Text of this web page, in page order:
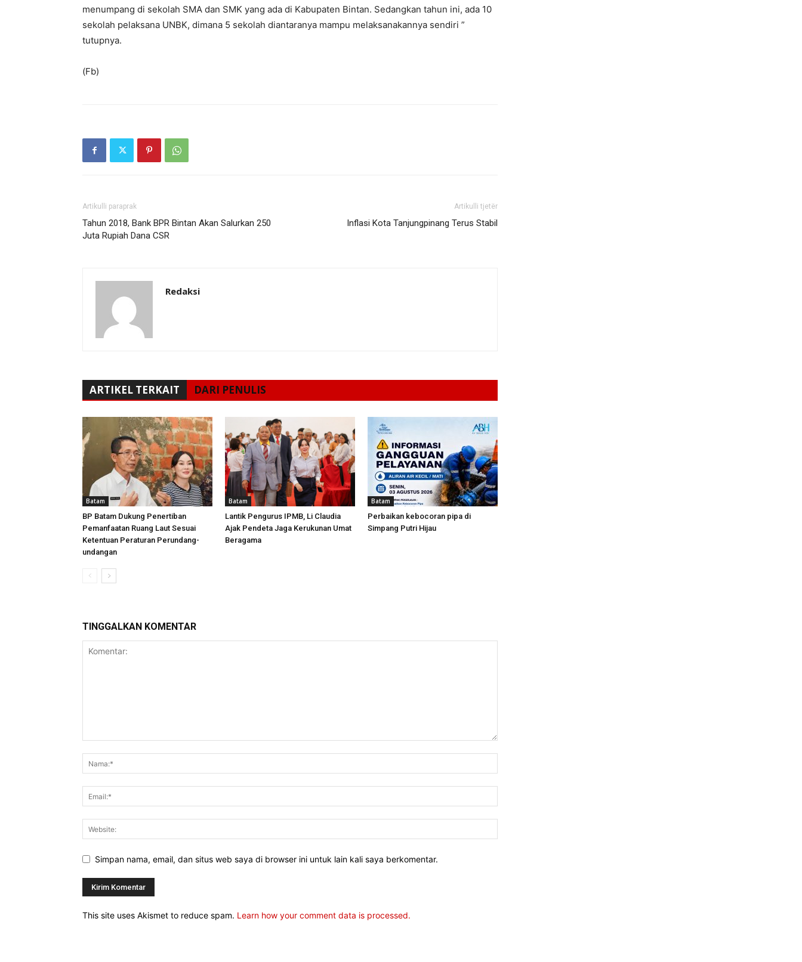
menumpang di sekolah SMA dan SMK yang ada di Kabupaten Bintan. Sedangkan tahun ini, ada 10
sekolah pelaksana UNBK, dimana 5 sekolah diantaranya mampu melaksanakannya sendiri ”
tutupnya.
(Fb)
Artikulli paraprak
Tahun 2018, Bank BPR Bintan Akan Salurkan 250
Juta Rupiah Dana CSR
Artikulli tjetër
Inflasi Kota Tanjungpinang Terus Stabil
Redaksi
ARTIKEL TERKAIT DARI PENULIS
Batam
BP Batam Dukung Penertiban
Pemanfaatan Ruang Laut Sesuai
Ketentuan Peraturan Perundang-
undangan
Batam
Lantik Pengurus IPMB, Li Claudia
Ajak Pendeta Jaga Kerukunan Umat
Beragama
Batam
Perbaikan kebocoran pipa di
Simpang Putri Hijau
TINGGALKAN KOMENTAR
Simpan nama, email, dan situs web saya di browser ini untuk lain kali saya berkomentar.
This site uses Akismet to reduce spam. Learn how your comment data is processed.